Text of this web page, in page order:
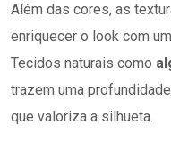
Além das cores, as
enriquecer o look com
Tecidos naturais como
trazem uma
que valoriza a silhueta.